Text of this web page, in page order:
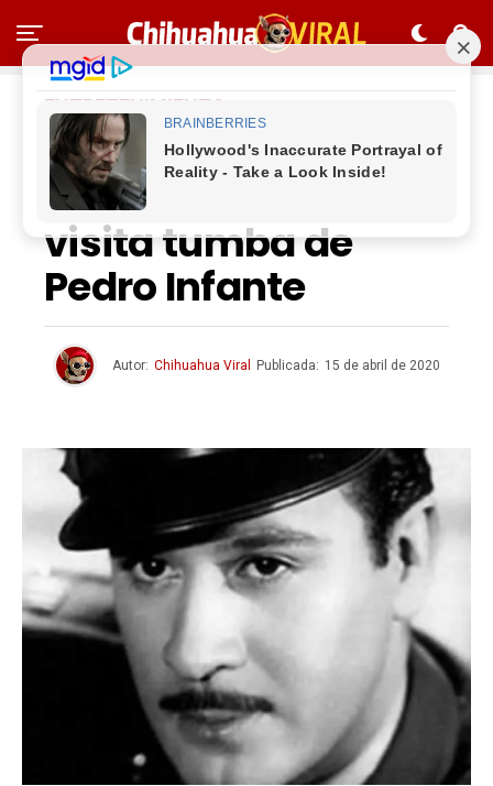
ENTRETENIMIENTO
Primera vez en 63
años que nadie
visita tumba de
Pedro Infante
Autor: Chihuahua Viral Publicada: 15 de abril de 2020